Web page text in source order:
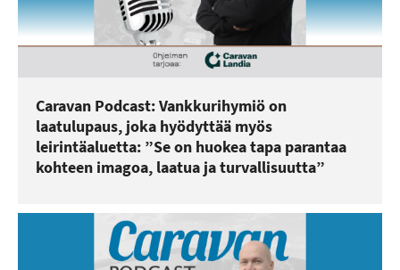
Caravan Podcast: Vankkurihymiö on
laatulupaus, joka hyödyttää myös
leirintäaluetta: ”Se on huokea tapa parantaa
kohteen imagoa, laatua ja turvallisuutta”